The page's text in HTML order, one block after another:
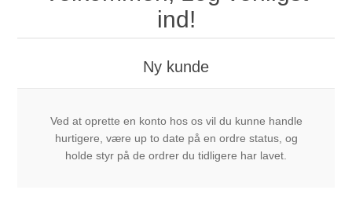
ind!
Ny kunde
Ved at oprette en konto hos os vil du kunne handle
hurtigere, være up to date på en ordre status, og
holde styr på de ordrer du tidligere har lavet.